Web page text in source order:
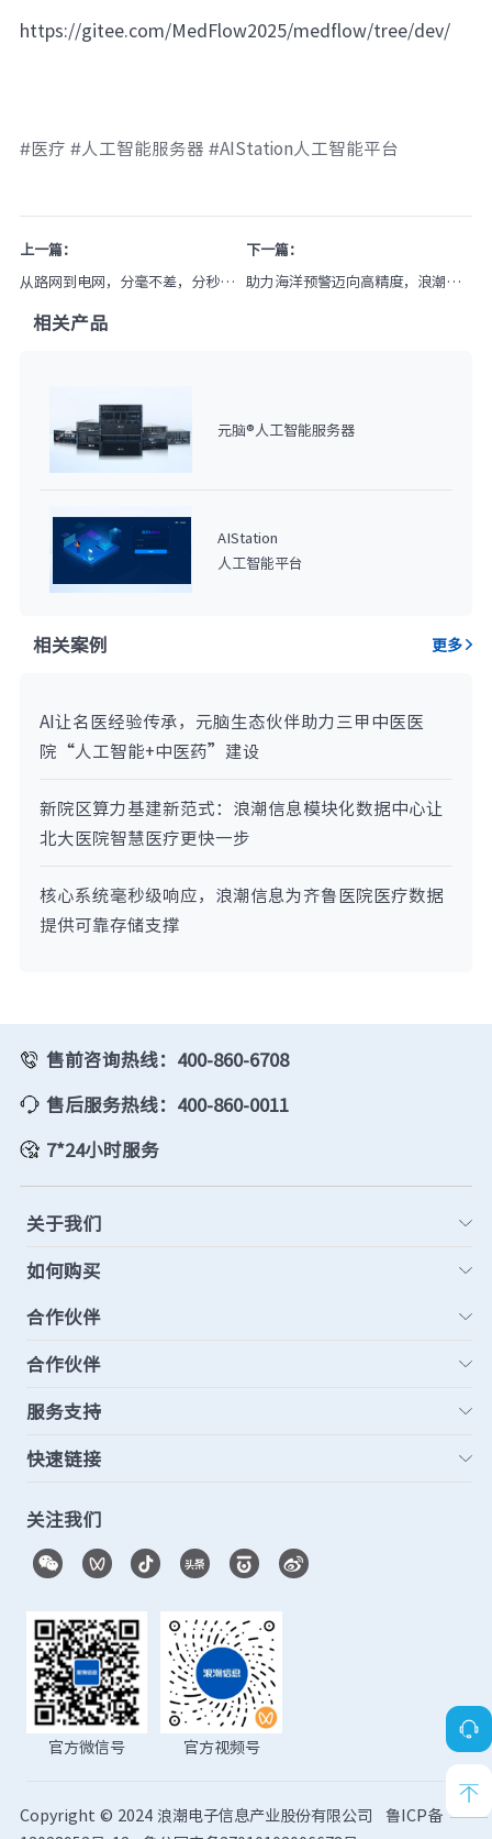
https://gitee.com/MedFlow2025/medflow/tree/dev/
#医疗 #人工智能服务器 #AIStation人工智能平台
上一篇：
从路网到电网，分毫不差，分秒必
力护航
下一篇：
助力海洋预警迈向高精度，浪潮信
相关产品
元脑®人工智能服务器
AIStation
人工智能平台
相关案例 更多
AI让名医经验传承，元脑生态伙伴助力三甲中医医
院“人工智能+中医药”建设
新院区算力基建新范式：浪潮信息模块化数据中心让
北大医院智慧医疗更快一步
核心系统毫秒级响应，浪潮信息为齐鲁医院医疗数据
提供可靠存储支撑
售前咨询热线：400-860-6708
售后服务热线：400-860-0011
7*24小时服务
关于我们
如何购买
合作伙伴
合作伙伴
服务支持
快速链接
关注我们
官方微信号 官方视频号
Copyright © 2024 浪潮电子信息产业股份有限公司 鲁ICP备